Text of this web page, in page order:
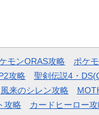
モンORAS攻略 ポケ
攻略 聖剣伝説4・
風来のシレン攻略
攻略 カードヒーロー